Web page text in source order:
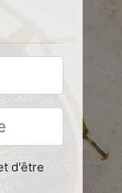
d'être